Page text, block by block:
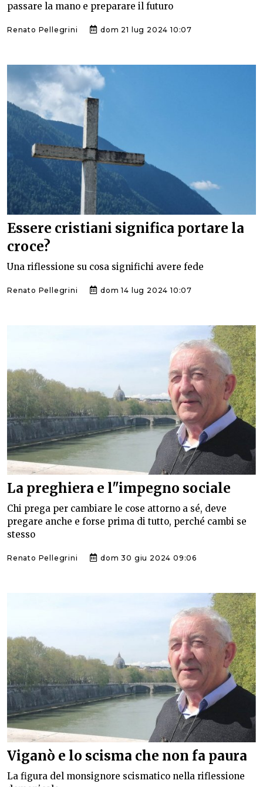
passare la mano e preparare il futuro
Renato Pellegrini dom 21 lug 2024 10:07
Essere cristiani significa portare la
croce?
Una riflessione su cosa significhi avere fede
Renato Pellegrini dom 14 lug 2024 10:07
La preghiera e l"impegno sociale
Chi prega per cambiare le cose attorno a sé, deve
pregare anche e forse prima di tutto, perché cambi se
stesso
Renato Pellegrini dom 30 giu 2024 09:06
Viganò e lo scisma che non fa paura
La figura del monsignore scismatico nella riflessione